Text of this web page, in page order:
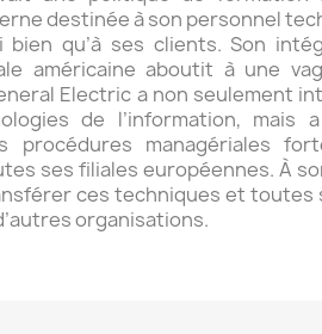
destinée à son personnel
bien qu’à ses clients. Son
américaine aboutit à une
Electric a non seulement
de l’information, mais
procédures managériales
ses filiales européennes. À
ces techniques et toutes
organisations.